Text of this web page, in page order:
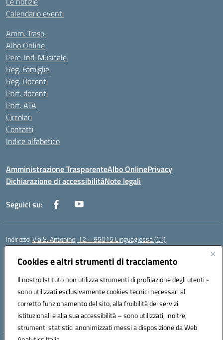
Cookies e altri strumenti di tracciamento
Il nostro Istituto non utilizza strumenti di profilazione degli utenti -
sono utilizzati esclusivamente cookies tecnici necessari al
corretto funzionamento del sito, alla fruibilità dei servizi
istituzionali e alla sua accessibilità – sono utilizzati, inoltre,
strumenti statistici anonimizzati messi a disposizione da Web
Calendario eventi
Amm. Trasp.
Albo Online
Perc. Ind. Musicale
Reg. Famiglie
Reg. Docenti
Port. docenti
Port. ATA
Circolari
Contatti
Indice alfabetico
Amministrazione TrasparenteAlbo OnlinePrivacy
Dichiarazione di accessibilitàNote legali
Seguici su:
Indirizzo:Via S. Antonino, 12 – 95015 Linguaglossa (CT)
Centralino:
Posta elettronica certificata (PEC):ctic83200r@pec.istruzione.it
Codice fiscale: 83002470876
Codice meccanografico:CTIC83200R
Codice Indice delle Pubbliche Amministrazioni (IPA): istsc_CTIC83200R
Codice unico di fatturazione (CUF): UF7TEB